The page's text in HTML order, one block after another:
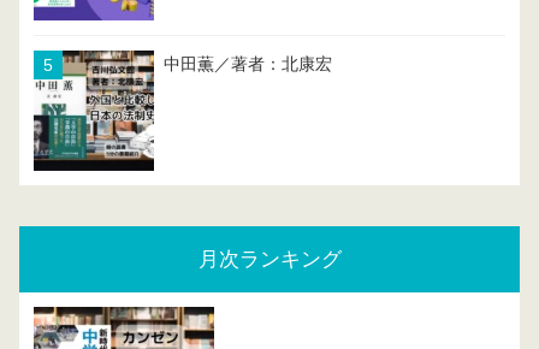
中田薫／著者：北康宏
月次ランキング